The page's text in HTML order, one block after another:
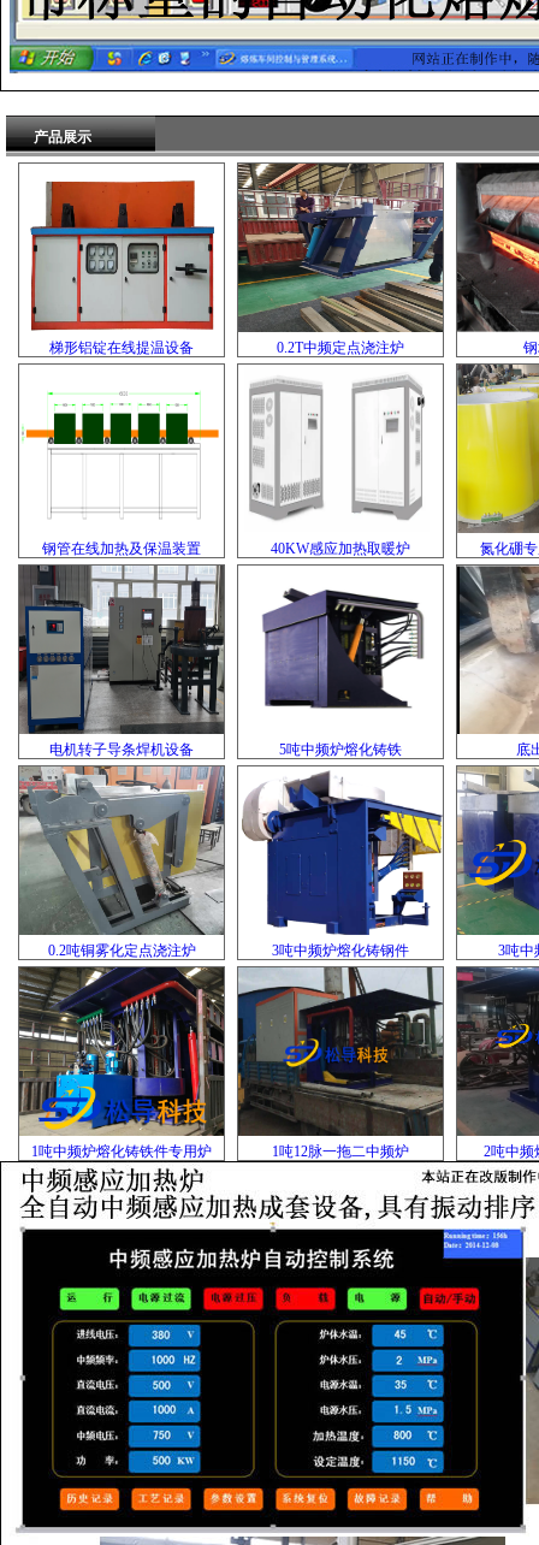
产品展示
梯形铝锭在线提温设备 0.2T中频定点浇注炉
钢管在线加热及保温装置 40KW感应加热取暖炉 氮化硼
电机转子导条焊机设备 5吨中频炉熔化铸铁 底
0.2吨铜雾化定点浇注炉 3吨中频炉熔化铸钢件 3吨中
1吨中频炉熔化铸铁件专用炉 1吨12脉一拖二中频炉 2吨中频